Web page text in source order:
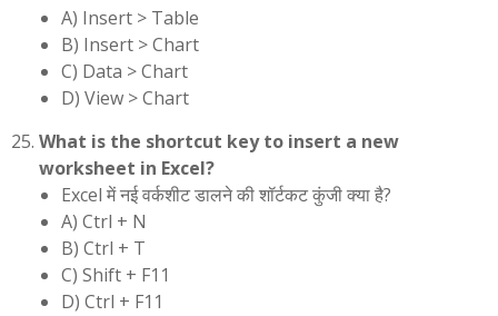
A) Insert > Table
B) Insert > Chart
C) Data > Chart
D) View > Chart
What is the shortcut key to insert a new
worksheet in Excel?
Excel में नई वर्कशीट डालने की शॉर्टकट कुंजी क्या है?
A) Ctrl + N
B) Ctrl + T
C) Shift + F11
D) Ctrl + F11